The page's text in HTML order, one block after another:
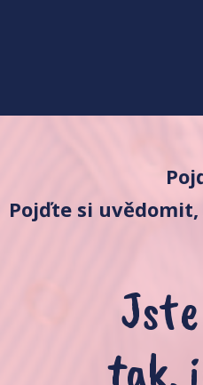
Pojďte si